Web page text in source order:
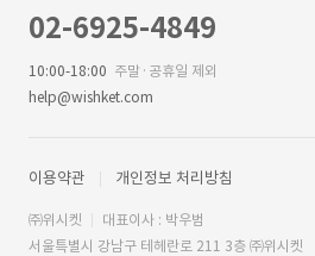
02-6925-4849
10:00-18:00 주말·공휴일 제외
help@wishket.com
이용약관 개인정보 처리방침
㈜위시켓
대표이사 : 박우범
서울특별시 강남구 테헤란로 211 3층 ㈜위시켓